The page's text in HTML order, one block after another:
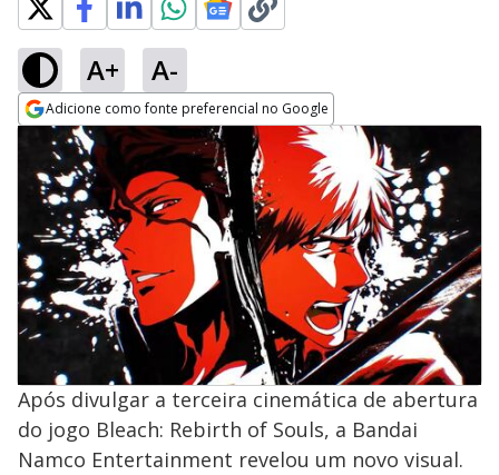
A+ A-
Adicione como fonte preferencial no Google
Opens in new window
Após divulgar a terceira cinemática de abertura
do jogo Bleach: Rebirth of Souls, a Bandai
Namco Entertainment revelou um novo visual.